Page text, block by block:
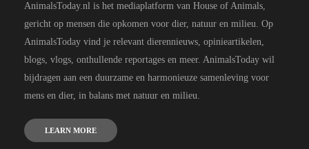
AnimalsToday.nl is het mediaplatform van House of Animals,
gericht op mensen die opkomen voor dier, natuur en milieu. Op
AnimalsToday vind je relevant dierennieuws, opinieartikelen,
blogs, vlogs, onthullende reportages en meer. AnimalsToday wil
bijdragen aan een duurzame en harmonieuze samenleving voor
mens en dier, in balans met natuur en milieu.
LEARN MORE